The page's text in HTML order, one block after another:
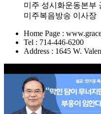
미주 성시화운동본부
미주복음방송 이사장
Home Page :
Tel : 714-446-6200
Address : 1645 W.